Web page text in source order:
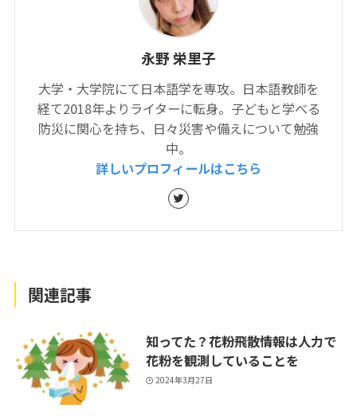
永野 栄里子
大学・大学院にて日本語学を専攻。日本語教師を
経て2018年よりライターに転身。子どもと学べる
防災に関心を持ち、日々災害や備えについて勉強
中。
詳しいプロフィールはこちら
関連記事
知ってた？花粉飛散情報は人力で
花粉を観測していることを
2024年3月27日